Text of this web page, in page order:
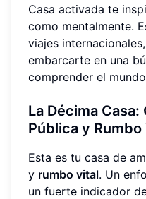
Casa activada te
como mentalmente.
viajes
embarcarte en una
comprender el
La Décima
Pública y Rumbo
Esta es tu casa de
y rumbo vital. Un
un fuerte indicador